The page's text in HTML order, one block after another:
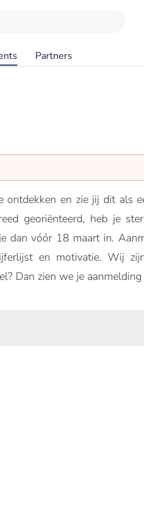
Partners
en zie jij dit als
georiënteerd, heb je
dan vóór 18 maart in.
en motivatie. Wij
Dan zien we je